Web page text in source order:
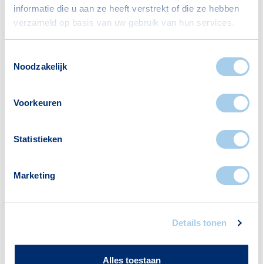
informatie die u aan ze heeft verstrekt of die ze hebben
verzameld op basis van uw gebruik van hun services.
Noodzakelijk
Voorkeuren
Statistieken
Marketing
Details tonen
Alles toestaan
Alleenwonend
24
Bron: CBS
Voorzieningen in Veldhoek
er: